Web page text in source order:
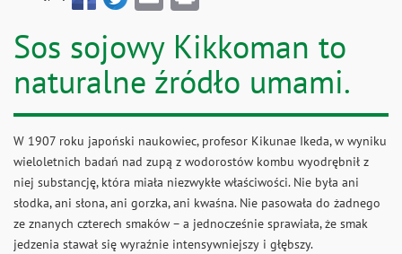
Sos sojowy Kikkoman to
naturalne źródło umami.
W 1907 roku japoński naukowiec, profesor Kikunae Ikeda, w wyniku
wieloletnich badań nad zupą z wodorostów kombu wyodrębnił z
niej substancję, która miała niezwykłe właściwości. Nie była ani
słodka, ani słona, ani gorzka, ani kwaśna. Nie pasowała do żadnego
ze znanych czterech smaków – a jednocześnie sprawiała, że smak
jedzenia stawał się wyraźnie intensywniejszy i głębszy.